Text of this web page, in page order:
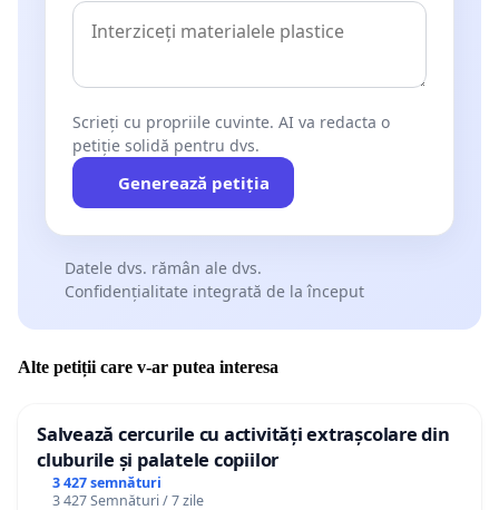
Scrieți cu propriile cuvinte. AI va redacta o
petiție solidă pentru dvs.
Generează petiția
Datele dvs. rămân ale dvs.
Confidențialitate integrată de la început
Alte petiții care v-ar putea interesa
Salvează cercurile cu activități extrașcolare din
cluburile și palatele copiilor
3 427 semnături
3 427 Semnături / 7 zile